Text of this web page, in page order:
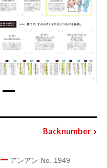
Backnumber
アンアン No. 1949